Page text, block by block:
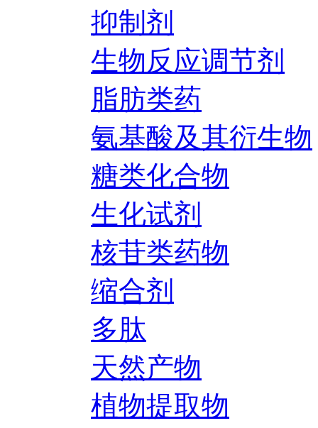
抑制剂
生物反应调节剂
脂肪类药
氨基酸及其衍生物
糖类化合物
生化试剂
核苷类药物
缩合剂
多肽
天然产物
植物提取物